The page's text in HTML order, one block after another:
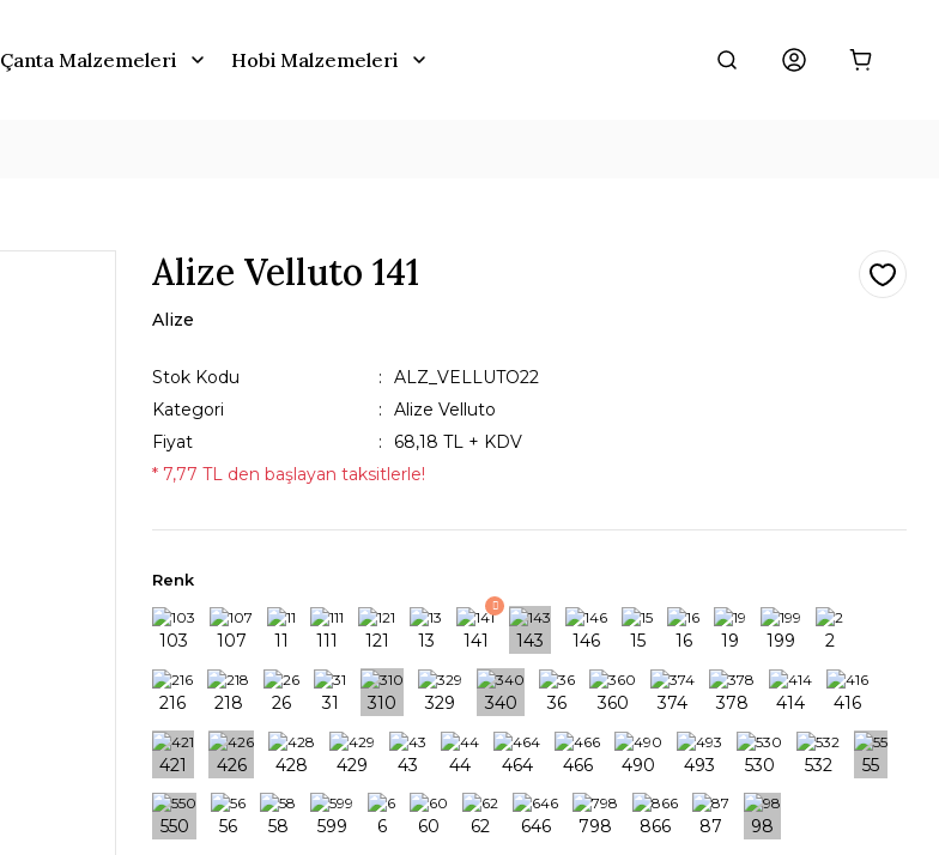
Çanta Malzemeleri Hobi Malzemeleri
Alize Velluto 141
Alize
Stok Kodu
ALZ_VELLUTO22
Kategori
Alize Velluto
Fiyat
68,18 TL + KDV
* 7,77 TL den başlayan taksitlerle!
Renk